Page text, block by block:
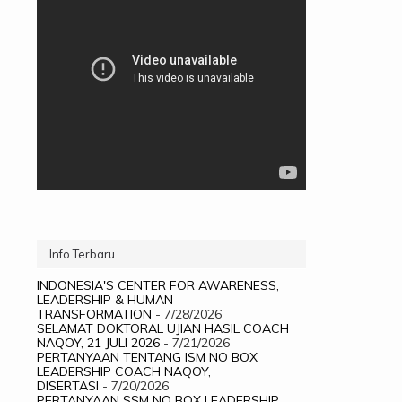
Info Terbaru
INDONESIA'S CENTER FOR AWARENESS,
LEADERSHIP & HUMAN
TRANSFORMATION - 7/28/2026
SELAMAT DOKTORAL UJIAN HASIL COACH
NAQOY, 21 JULI 2026 - 7/21/2026
PERTANYAAN TENTANG ISM NO BOX
LEADERSHIP COACH NAQOY,
DISERTASI - 7/20/2026